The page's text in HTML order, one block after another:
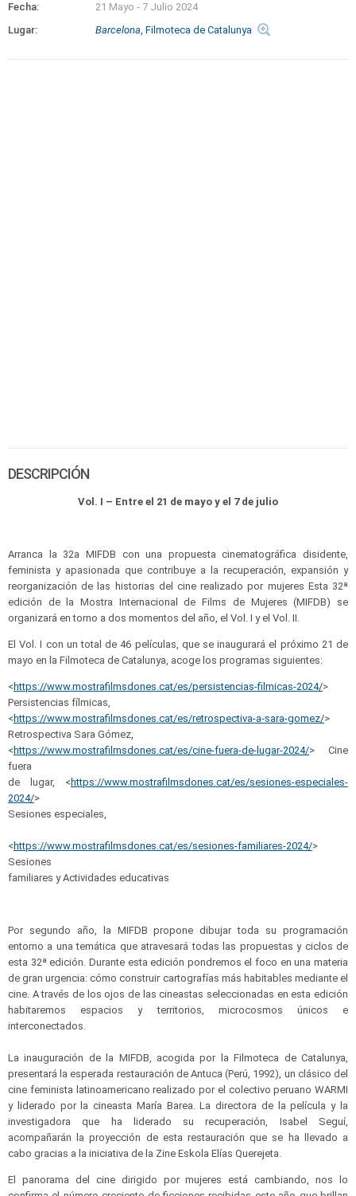
Fecha: 21 Mayo - 7 Julio 2024
Lugar:
Barcelona, Filmoteca de Catalunya
DESCRIPCIÓN
Vol. I – Entre el 21 de mayo y el 7 de julio
Arranca la 32a MIFDB con una propuesta cinematográfica disidente,
feminista y apasionada que contribuye a la recuperación, expansión y
reorganización de las historias del cine realizado por mujeres Esta 32ª
edición de la Mostra Internacional de Films de Mujeres (MIFDB) se
organizará en torno a dos momentos del año, el Vol. I y el Vol. II.
El Vol. I con un total de 46 películas, que se inaugurará el próximo 21 de
mayo en la Filmoteca de Catalunya, acoge los programas siguientes:
< https://www.mostrafilmsdones.cat/es/persistencias-filmicas-2024/>
Persistencias fílmicas,
< https://www.mostrafilmsdones.cat/es/retrospectiva-a-sara-gomez/>
Retrospectiva Sara Gómez,
< https://www.mostrafilmsdones.cat/es/cine-fuera-de-lugar-2024/> Cine
fuera
de lugar, < https://www.mostrafilmsdones.cat/es/sesiones-especiales-
2024/>
Sesiones especiales,
< https://www.mostrafilmsdones.cat/es/sesiones-familiares-2024/>
Sesiones
familiares y Actividades educativas
Por segundo año, la MIFDB propone dibujar toda su programación
entorno a una temática que atravesará todas las propuestas y ciclos de
esta 32ª edición. Durante esta edición pondremos el foco en una materia
de gran urgencia: cómo construir cartografías más habitables mediante el
cine. A través de los ojos de las cineastas seleccionadas en esta edición
habitaremos espacios y territorios, microcosmos únicos e
interconectados.
La inauguración de la MIFDB, acogida por la Filmoteca de Catalunya,
presentará la esperada restauración de Antuca (Perú, 1992), un clásico del
cine feminista latinoamericano realizado por el colectivo peruano WARMI
y liderado por la cineasta María Barea. La directora de la película y la
investigadora que ha liderado su recuperación, Isabel Seguí,
acompañarán la proyección de esta restauración que se ha llevado a
cabo gracias a la iniciativa de la Zine Eskola Elías Querejeta.
El panorama del cine dirigido por mujeres está cambiando, nos lo